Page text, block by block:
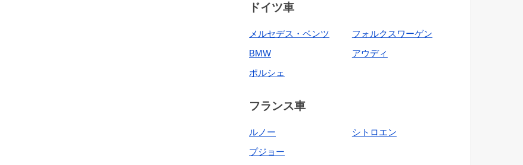
ドイツ車
メルセデス・ベンツ
BMW
ポルシェ
フォルクスワーゲン
アウディ
フランス車
ルノー
プジョー
シトロエン